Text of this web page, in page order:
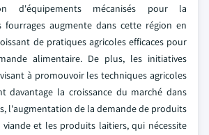
d'équipements mécanisés pour la
fourrages augmente dans cette région en
de pratiques agricoles efficaces pour
alimentaire. De plus, les initiatives
à promouvoir les techniques agricoles
davantage la croissance du marché dans
l'augmentation de la demande de produits
et les produits laitiers, qui nécessite